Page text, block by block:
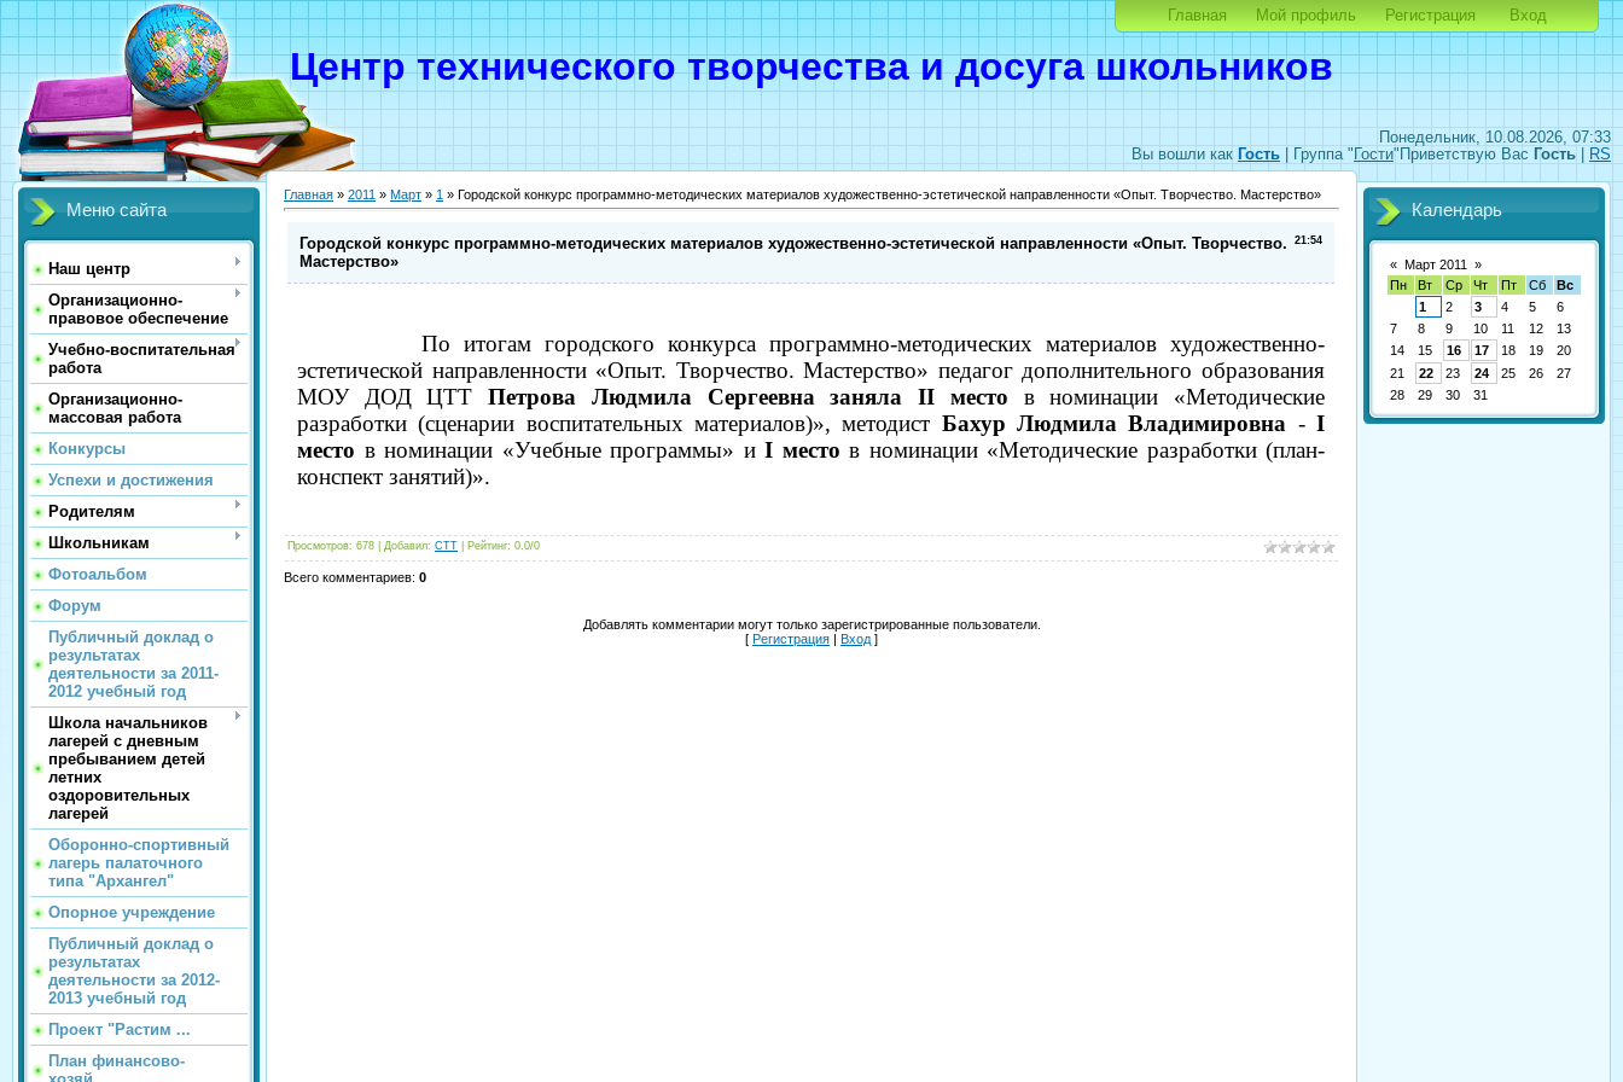
Понедельник, 10.08.2026, 07:33
Вы вошли как Гость Группа" Гости" Приветствую Вас Гость RS
Главная Мой профиль Регистрация Вход
Центр технического творчества и досуга школьников
Меню сайта
Наш центр
Организационно-
правовое обеспечение
Учебно-воспитательная
работа
Организационно-
массовая работа
Конкурсы
Успехи и достижения
Родителям
Школьникам
Фотоальбом
Форум
Публичный доклад о
результатах
деятельности за 2011-
2012 учебный год
Школа начальников
лагерей с дневным
пребыванием детей
летних
оздоровительных
лагерей
Оборонно-спортивный
лагерь палаточного
типа "Архангел"
Опорное учреждение
Публичный доклад о
результатах
деятельности за 2012-
2013 учебный год
Проект "Растим ...
План финансово-
Главная » 2011 » Март » 1 » Городской конкурс программно-методических материалов художественно-эстетической направленности «Опыт. Творчество. Мастерство»
21:54
Городской конкурс программно-методических материалов художественно-эстетической направленности «Опыт. Творчество.
Мастерство»
По итогам городского конкурса программно-методических материалов художественно-
эстетической направленности «Опыт. Творчество. Мастерство» педагог дополнительного образования
МОУ ДОД ЦТТПетрова Людмила Сергеевна занялаII место в номинации «Методические
разработки (сценарии воспитательных материалов)», методист Бахур Людмила Владимировна -I
место в номинации «Учебные программы» и I место в номинации «Методические разработки (план-
конспект занятий)».
Просмотров: 678 | Добавил: CTT Рейтинг: 0.0/0
Всего комментариев: 0
Добавлять комментарии могут только зарегистрированные пользователи.
[ Регистрация | Вход ]
Календарь
« Март 2011
»
Пн
Вт Ср Чт Пт Сб
Вс
1
2 3 4 5
6
7
8 9 10 11 12
13
14
15 16 17 18 19
20
21
22 23 24 25 26
27
28
29 30 31